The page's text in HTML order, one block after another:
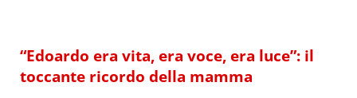
“Edoardo era vita, era voce, era luce”: il
toccante ricordo della mamma